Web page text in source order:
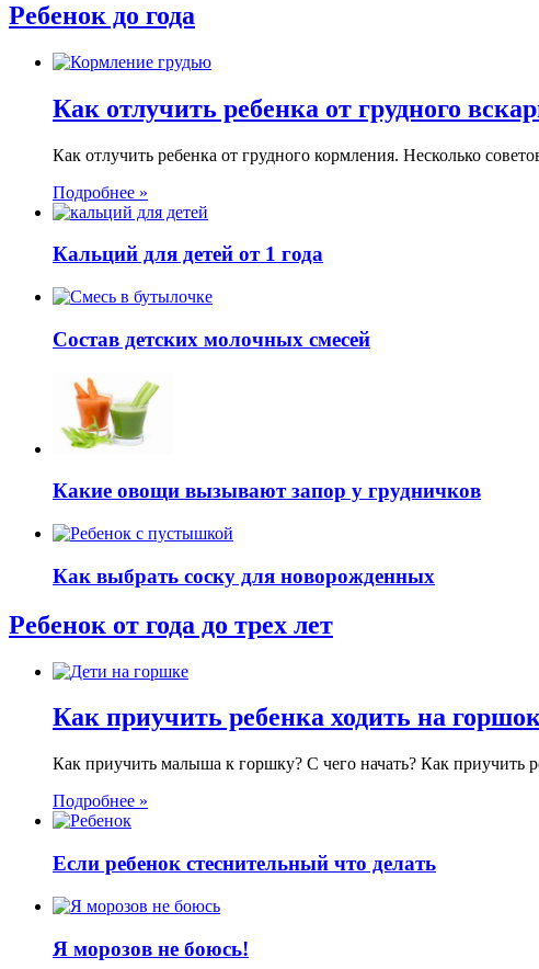
Ребенок до года
Как отлучить ребенка от грудного
Как отлучить ребенка от грудного кормления. Несколько
Подробнее »
Кальций для детей от 1 года
Состав детских молочных смесей
Какие овощи вызывают запор у грудничков
Как выбрать соску для новорожденных
Ребенок от года до трех лет
Как приучить ребенка ходить на
Как приучить малыша к горшку? С чего начать? Как приучить
Подробнее »
Если ребенок стеснительный что делать
Я морозов не боюсь!